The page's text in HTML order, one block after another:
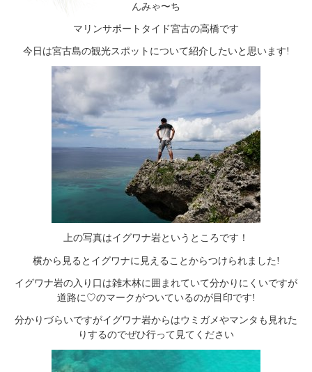
んみゃ〜ち
マリンサポートタイド宮古の高橋です
今日は宮古島の観光スポットについて紹介したいと思います!
上の写真はイグワナ岩というところです！
横から見るとイグワナに見えることからつけられました!
イグワナ岩の入り口は雑木林に囲まれていて分かりにくいですが
道路に♡のマークがついているのが目印です!
分かりづらいですがイグワナ岩からはウミガメやマンタも見れた
りするのでぜひ行って見てください